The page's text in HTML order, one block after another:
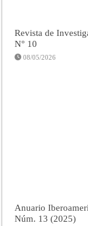
Revista de
N° 10
08/05/2026
Anuario
Núm. 13 (2025)